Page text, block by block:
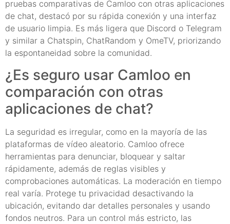
pruebas comparativas de Camloo con otras aplicaciones
de chat, destacó por su rápida conexión y una interfaz
de usuario limpia. Es más ligera que Discord o Telegram
y similar a Chatspin, ChatRandom y OmeTV, priorizando
la espontaneidad sobre la comunidad.
¿Es seguro usar Camloo en
comparación con otras
aplicaciones de chat?
La seguridad es irregular, como en la mayoría de las
plataformas de vídeo aleatorio. Camloo ofrece
herramientas para denunciar, bloquear y saltar
rápidamente, además de reglas visibles y
comprobaciones automáticas. La moderación en tiempo
real varía. Protege tu privacidad desactivando la
ubicación, evitando dar detalles personales y usando
fondos neutros. Para un control más estricto, las